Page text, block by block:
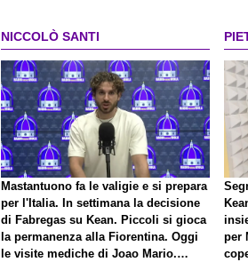
NICCOLÒ SANTI
Mastantuono fa le valigie e si prepara
per l'Italia. In settimana la decisione
di Fabregas su Kean. Piccoli si gioca
la permanenza alla Fiorentina. Oggi
le visite mediche di Joao Mario.
per